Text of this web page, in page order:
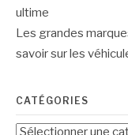
ultime
Les grandes
savoir sur les
CATÉGORIES
Catégories